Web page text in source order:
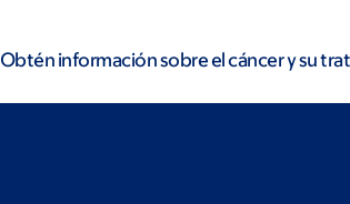
Obtén información sobre el cáncer y su